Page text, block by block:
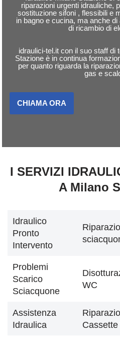
riparazioni urgenti idrauliche,
sostituzione sifoni , flessibili e
in bagno e cucina, ma anche
di ricambio di
idraulici-tel.it con il suo staff di
Stazione è in continua
per quanto riguarda la
gas e
CHIAMA ORA
I SERVIZI
A Milano
Idraulico
Pronto
Intervento
Problemi
Scarico
Sciacquone
WC
Assistenza
Idraulica
Cassette